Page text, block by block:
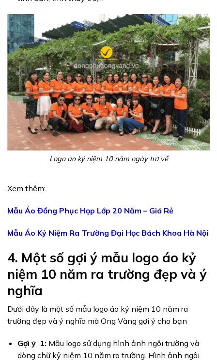
Logo áo kỷ niệm 10 năm ngày trơ về
Xem thêm:
Mẫu Áo Đồng Phục Họp Lớp 20 Năm – Giá Rẻ
Mẫu Áo Kỷ Niệm Ra Trường Đại Học Bách Khoa Hà Nội
4. Một số gợi ý mẫu logo áo kỷ
niệm 10 năm ra trường đẹp và ý
nghĩa
Dưới đây là một số mẫu logo áo kỷ niệm 10 năm ra
trường đẹp và ý nghĩa mà Ong Vàng gợi ý cho bạn
Gợi ý 1: Mẫu logo sử dụng hình ảnh ngôi trường và
dòng chữ kỷ niệm 10 năm ra trường. Hình ảnh ngôi